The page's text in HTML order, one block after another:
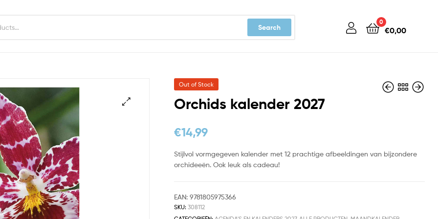
Search
0
€0,00
Out of Stock
Orchids kalender 2027
€14,99
Stijlvol vormgegeven kalender met 12 prachtige afbeeldingen van bijzondere
orchideeën. Ook leuk als cadeau!
EAN:9781805975366
SKU:308112